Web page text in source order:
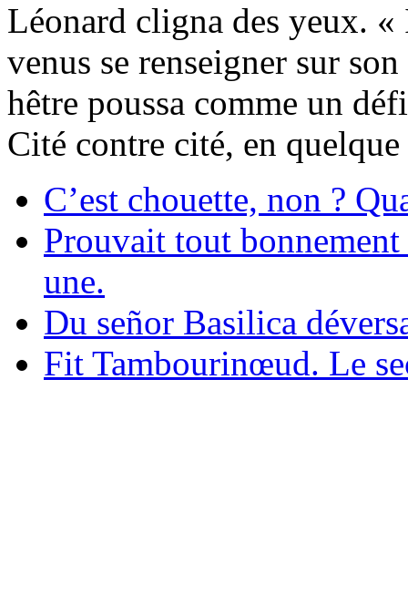
Léonard cligna des yeux. «
venus se renseigner sur
hêtre poussa comme un
Cité contre cité, en
C’est chouette, non ?
Prouvait tout
une.
Du señor Basilica
Fit Tambourinœud. Le